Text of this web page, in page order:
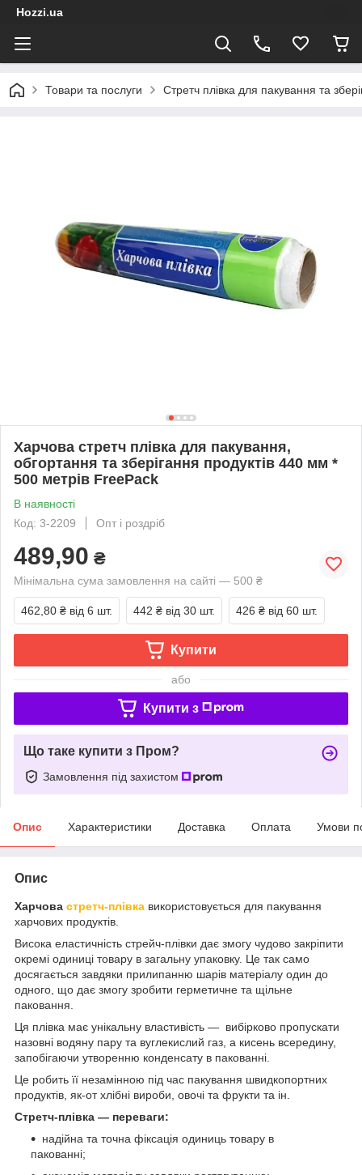
Hozzi.ua
Товари та послуги Стретч плівка для пакування та
Харчова стретч плівка для пакування,
обгортання та зберігання продуктів 440 мм *
500 метрів FreePack
В наявності
Код: 3-2209
Опт і роздріб
489,90 ₴
Мінімальна сума замовлення на сайті — 500 ₴
462,80 ₴ від 6 шт. 442 ₴ від 30 шт. 426 ₴ від 60 шт.
Купити
або
Купити з
Що таке купити з Пром?
Замовлення під захистом
Опис Характеристики Доставка Оплата Умови
Опис
Харчова стретч-плівка використовується для пакування
харчових продуктів.
Висока еластичність стрейч-плівки дає змогу чудово закріпити
окремі одиниці товару в загальну упаковку. Це так само
досягається завдяки прилипанню шарів матеріалу один до
одного, що дає змогу зробити герметичне та щільне
паковання.
Ця плівка має унікальну властивість — вибірково пропускати
назовні водяну пару та вуглекислий газ, а кисень всередину,
запобігаючи утворенню конденсату в пакованні.
Це робить її незамінною під час пакування швидкопортних
продуктів, як-от хлібні вироби, овочі та фрукти та ін.
Стретч-плівка — переваги:
надійна та точна фіксація одиниць товару в
пакованні;